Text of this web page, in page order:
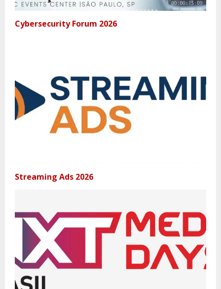
Cybersecurity Forum 2026
Streaming Ads 2026